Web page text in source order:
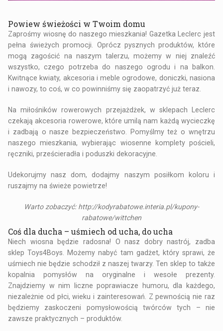
Powiew świeżości w Twoim domu
Zaprośmy wiosnę do naszego mieszkania! Gazetka Leclerc jest
pełna świeżych promocji. Oprócz pysznych produktów, które
mogą zagościć na naszym talerzu, możemy w niej znaleźć
wszystko, czego potrzeba do naszego ogrodu i na balkon.
Kwitnące kwiaty, akcesoria i meble ogrodowe, doniczki, nasiona
i nawozy, to coś, w co powinniśmy się zaopatrzyć już teraz.
Na miłośników rowerowych przejażdżek, w sklepach Leclerc
czekają akcesoria rowerowe, które umilą nam każdą wycieczkę
i zadbają o nasze bezpieczeństwo. Pomyślmy też o wnętrzu
naszego mieszkania, wybierając wiosenne komplety pościeli,
ręczniki, prześcieradła i poduszki dekoracyjne.
Udekorujmy nasz dom, dodajmy naszym posiłkom koloru i
ruszajmy na świeże powietrze!
Warto zobaczyć: http://kodyrabatowe.interia.pl/kupony-
rabatowe/wittchen
Coś dla ducha – uśmiech od ucha, do ucha
Niech wiosna będzie radosna! O nasz dobry nastrój, zadba
sklep Toys4Boys. Możemy nabyć tam gadżet, który sprawi, że
uśmiech nie będzie schodził z naszej twarzy. Ten sklep to także
kopalnia pomysłów na oryginalne i wesołe prezenty.
Znajdziemy w nim liczne poprawiacze humoru, dla każdego,
niezależnie od płci, wieku i zainteresowań. Z pewnością nie raz
będziemy zaskoczeni pomysłowością twórców tych – nie
zawsze praktycznych – produktów.